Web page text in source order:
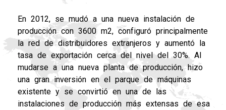
En 2012, se mudó a una nueva instalación de
producción con 3600 m2, configuró principalmente
la red de distribuidores extranjeros y aumentó la
tasa de exportación cerca del nivel del 30%. Al
mudarse a una nueva planta de producción, hizo
una gran inversión en el parque de máquinas
existente y se convirtió en una de las
instalaciones de producción más extensas de esa